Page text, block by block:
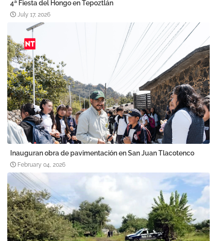
4ª Fiesta del Hongo en Tepoztlán
July 17, 2026
Inauguran obra de pavimentación en San Juan Tlacotenco
February 04, 2026